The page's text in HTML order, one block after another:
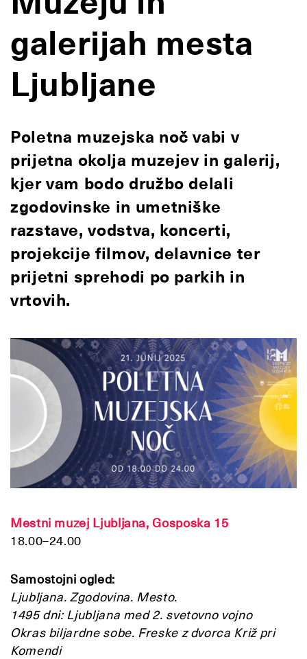
galerijah mesta
Ljubljane
Poletna muzejska noč vabi v
prijetna okolja muzejev in galerij,
kjer vam bodo družbo delali
zgodovinske in umetniške
razstave, vodstva, koncerti,
projekcije filmov, delavnice ter
prijetni sprehodi po parkih in
vrtovih.
Mestni muzej Ljubljana, Gosposka 15
18.00–24.00
Samostojni ogled:
Ljubljana. Zgodovina. Mesto.
1495 dni: Ljubljana med 2. svetovno vojno
Okras biljardne sobe. Freske z dvorca Križ pri
Komendi